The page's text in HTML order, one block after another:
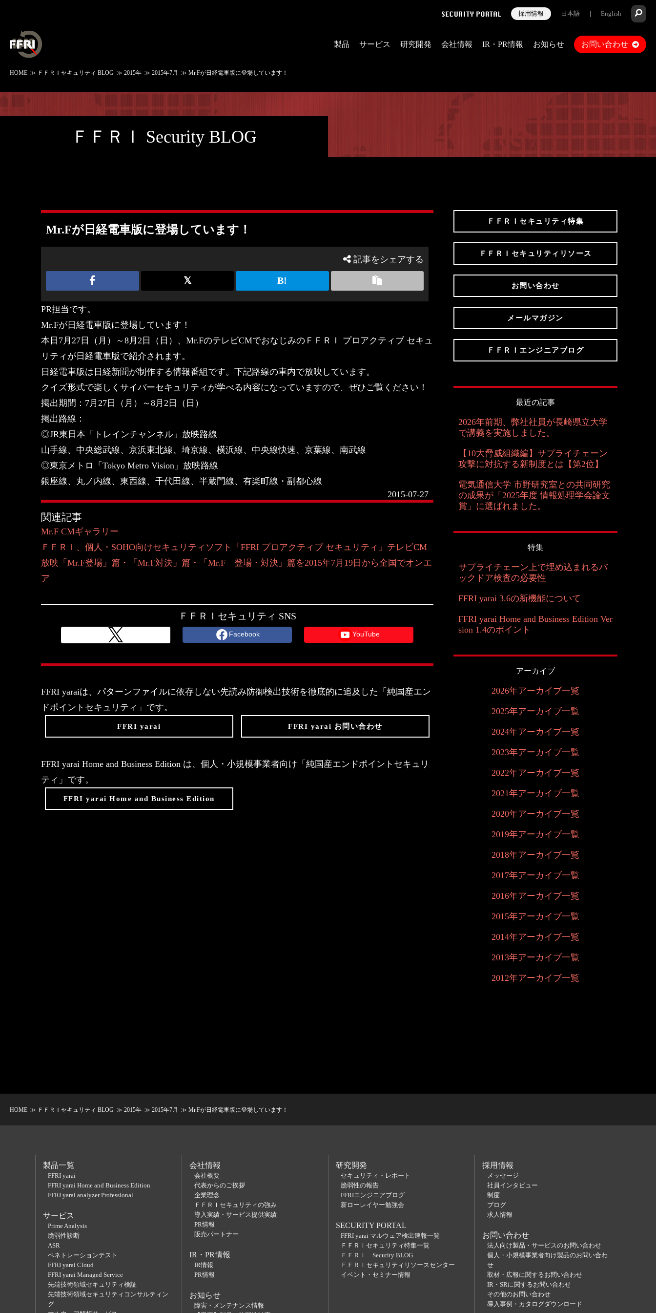
採用情報 日本語 | English
製品 サービス 研究開発 会社情報 IR・PR情報 お知らせ お問い合わせ
HOME ≫ ＦＦＲＩセキュリティ BLOG ≫ 2015年 ≫ 2015年7月 ≫ Mr.Fが日経電車版に登場しています！
ＦＦＲＩ Security BLOG
Mr.Fが日経電車版に登場しています！
記事をシェアする
PR担当です。
Mr.Fが日経電車版に登場しています！
本日7月27日（月）～8月2日（日）、Mr.FのテレビCMでおなじみのＦＦＲＩ プロアクティブ セキュ
リティが日経電車版で紹介されます。
日経電車版は日経新聞が制作する情報番組です。下記路線の車内で放映しています。
クイズ形式で楽しくサイバーセキュリティが学べる内容になっていますので、ぜひご覧ください！
掲出期間：7月27日（月）～8月2日（日）
掲出路線：
◎JR東日本「トレインチャンネル」放映路線
山手線、中央総武線、京浜東北線、埼京線、横浜線、中央線快速、京葉線、南武線
◎東京メトロ「Tokyo Metro Vision」放映路線
銀座線、丸ノ内線、東西線、千代田線、半蔵門線、有楽町線・副都心線
2015-07-27
関連記事
Mr.F CMギャラリー
ＦＦＲＩ、個人・SOHO向けセキュリティソフト「FFRI プロアクティブ セキュリティ」テレビCM
放映「Mr.F登場」篇・「Mr.F対決」篇・「Mr.F 登場・対決」篇を2015年7月19日から全国でオンエ
ア
ＦＦＲＩセキュリティ SNS
Facebook YouTube
FFRI yaraiは、パターンファイルに依存しない先読み防御検出技術を徹底的に追及した「純国産エン
ドポイントセキュリティ」です。
FFRI yarai FFRI yarai お問い合わせ
FFRI yarai Home and Business Edition は、個人・小規模事業者向け「純国産エンドポイントセキュリ
ティ」です。
FFRI yarai Home and Business Edition
ＦＦＲＩセキュリティ特集
ＦＦＲＩセキュリティリソース
お問い合わせ
メールマガジン
ＦＦＲＩエンジニアブログ
最近の記事
2026年前期、弊社社員が長崎県立大学
で講義を実施しました。
【10大脅威組織編】サプライチェーン
攻撃に対抗する新制度とは【第2位】
電気通信大学 市野研究室との共同研究
の成果が「2025年度 情報処理学会論文
賞」に選ばれました。
特集
サプライチェーン上で埋め込まれるバ
ックドア検査の必要性
FFRI yarai 3.6の新機能について
FFRI yarai Home and Business Edition Ver
sion 1.4のポイント
アーカイブ
2026年アーカイブ一覧
2025年アーカイブ一覧
2024年アーカイブ一覧
2023年アーカイブ一覧
2022年アーカイブ一覧
2021年アーカイブ一覧
2020年アーカイブ一覧
2019年アーカイブ一覧
2018年アーカイブ一覧
2017年アーカイブ一覧
2016年アーカイブ一覧
2015年アーカイブ一覧
2014年アーカイブ一覧
2013年アーカイブ一覧
2012年アーカイブ一覧
HOME ≫ ＦＦＲＩセキュリティ BLOG ≫ 2015年 ≫ 2015年7月 ≫ Mr.Fが日経電車版に登場しています！
製品一覧
FFRI yarai
FFRI yarai Home and Business Edition
FFRI yarai analyzer Professional
サービス
Prime Analysis
脆弱性診断
ASR
ペネトレーションテスト
FFRI yarai Cloud
FFRI yarai Managed Service
先端技術領域セキュリティ検証
先端技術領域セキュリティコンサルティン
グ
会社情報
会社概要
代表からのご挨拶
企業理念
ＦＦＲＩセキュリティの強み
導入実績・サービス提供実績
PR情報
販売パートナー
IR・PR情報
IR情報
PR情報
お知らせ
障害・メンテナンス情報
研究開発
セキュリティ・レポート
脆弱性の報告
FFRIエンジニアブログ
新ローレイヤー勉強会
SECURITY PORTAL
FFRI yarai マルウェア検出速報一覧
ＦＦＲＩセキュリティ特集一覧
ＦＦＲＩ Security BLOG
ＦＦＲＩセキュリティリソースセンター
イベント・セミナー情報
採用情報
メッセージ
社員インタビュー
制度
ブログ
求人情報
お問い合わせ
法人向け製品・サービスのお問い合わせ
個人・小規模事業者向け製品のお問い合わ
せ
取材・広報に関するお問い合わせ
IR・SRに関するお問い合わせ
その他のお問い合わせ
導入事例・カタログダウンロード